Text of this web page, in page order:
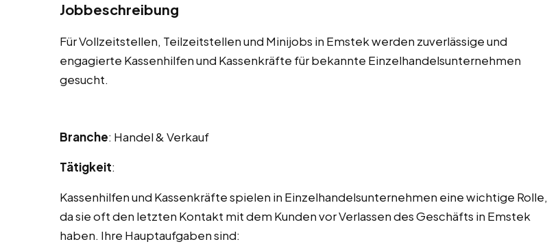
Jobbeschreibung
Für Vollzeitstellen, Teilzeitstellen und Minijobs in Emstek werden zuverlässige und
engagierte Kassenhilfen und Kassenkräfte für bekannte Einzelhandelsunternehmen
gesucht.
Branche: Handel & Verkauf
Tätigkeit:
Kassenhilfen und Kassenkräfte spielen in Einzelhandelsunternehmen eine wichtige Rolle,
da sie oft den letzten Kontakt mit dem Kunden vor Verlassen des Geschäfts in Emstek
haben. Ihre Hauptaufgaben sind: